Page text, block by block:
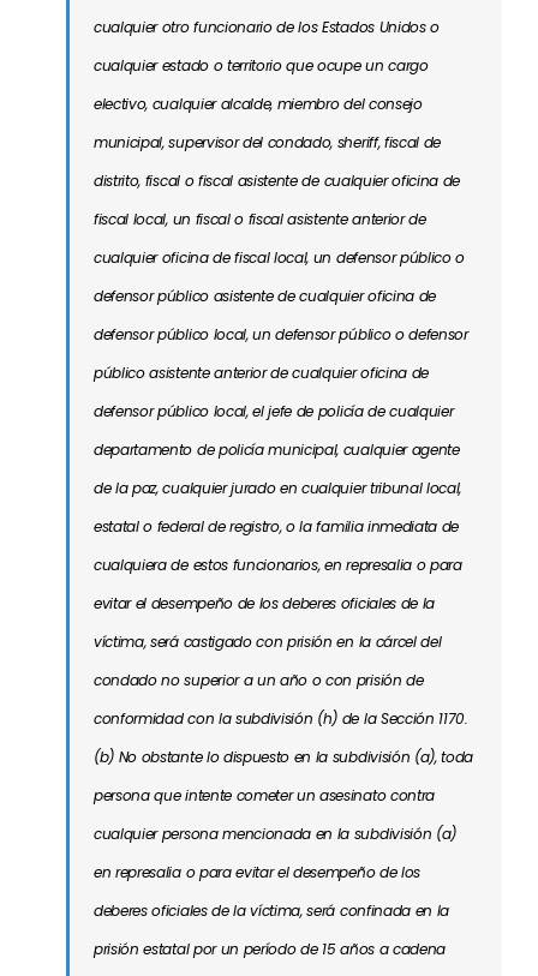
cualquier otro funcionario de los Estados Unidos o
cualquier estado o territorio que ocupe un cargo
electivo, cualquier alcalde, miembro del consejo
municipal, supervisor del condado, sheriff, fiscal de
distrito, fiscal o fiscal asistente de cualquier oficina de
fiscal local, un fiscal o fiscal asistente anterior de
cualquier oficina de fiscal local, un defensor público o
defensor público asistente de cualquier oficina de
defensor público local, un defensor público o defensor
público asistente anterior de cualquier oficina de
defensor público local, el jefe de policía de cualquier
departamento de policía municipal, cualquier agente
de la paz, cualquier jurado en cualquier tribunal local,
estatal o federal de registro, o la familia inmediata de
cualquiera de estos funcionarios, en represalia o para
evitar el desempeño de los deberes oficiales de la
víctima, será castigado con prisión en la cárcel del
condado no superior a un año o con prisión de
conformidad con la subdivisión (h) de la Sección 1170.
(b) No obstante lo dispuesto en la subdivisión (a), toda
persona que intente cometer un asesinato contra
cualquier persona mencionada en la subdivisión (a)
en represalia o para evitar el desempeño de los
deberes oficiales de la víctima, será confinada en la
prisión estatal por un período de 15 años a cadena